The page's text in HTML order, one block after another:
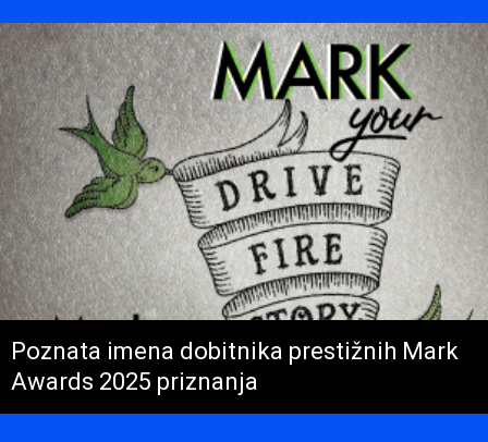
Poznata imena dobitnika prestižnih Mark
Awards 2025 priznanja